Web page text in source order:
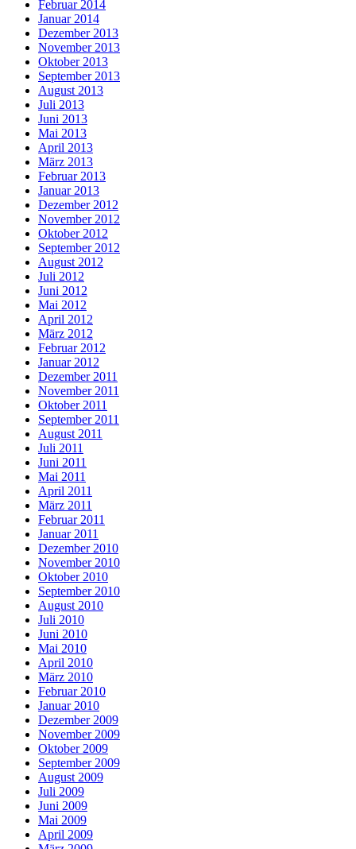
Februar 2014
Januar 2014
Dezember 2013
November 2013
Oktober 2013
September 2013
August 2013
Juli 2013
Juni 2013
Mai 2013
April 2013
März 2013
Februar 2013
Januar 2013
Dezember 2012
November 2012
Oktober 2012
September 2012
August 2012
Juli 2012
Juni 2012
Mai 2012
April 2012
März 2012
Februar 2012
Januar 2012
Dezember 2011
November 2011
Oktober 2011
September 2011
August 2011
Juli 2011
Juni 2011
Mai 2011
April 2011
März 2011
Februar 2011
Januar 2011
Dezember 2010
November 2010
Oktober 2010
September 2010
August 2010
Juli 2010
Juni 2010
Mai 2010
April 2010
März 2010
Februar 2010
Januar 2010
Dezember 2009
November 2009
Oktober 2009
September 2009
August 2009
Juli 2009
Juni 2009
Mai 2009
April 2009